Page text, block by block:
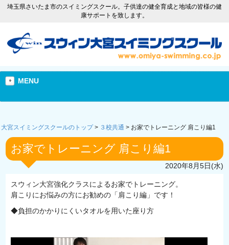
埼玉県さいたま市のスイミングスクール。子供達の健全育成と地域の皆様の健
康サポートを致します。
MENU
大宮スイミングスクールのトップ> ３校共通 > お家でトレーニング 肩こり編1
お家でトレーニング 肩こり編1
2020年8月5日(水)
スウィン大宮強化クラスによるお家でトレーニング。
肩こりにお悩みの方にお勧めの「肩こり編」です！
◆負担のかかりにくいタオルを用いた座り方